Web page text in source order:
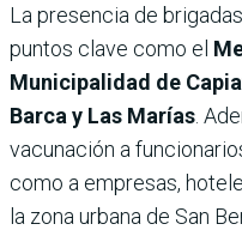
La presencia de
puntos clave como el
Municipalidad de
Barca y Las Marías .
vacunación a
como a empresas,
la zona urbana de San